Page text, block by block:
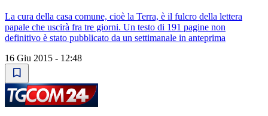
La cura della casa comune, cioè la Terra, è il fulcro della lettera
papale che uscirà fra tre giorni. Un testo di 191 pagine non
definitivo è stato pubblicato da un settimanale in anteprima
16 Giu 2015 - 12:48